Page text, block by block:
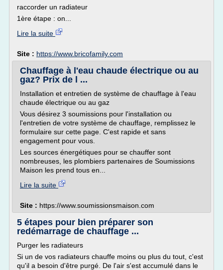
raccorder un radiateur
1ère étape : on...
Lire la suite
Site : https://www.bricofamily.com
Chauffage à l'eau chaude électrique ou au
gaz? Prix de l ...
Installation et entretien de système de chauffage à l'eau
chaude électrique ou au gaz
Vous désirez 3 soumissions pour l'installation ou
l'entretien de votre système de chauffage, remplissez le
formulaire sur cette page. C'est rapide et sans
engagement pour vous.
Les sources énergétiques pour se chauffer sont
nombreuses, les plombiers partenaires de Soumissions
Maison les prend tous en...
Lire la suite
Site : https://www.soumissionsmaison.com
5 étapes pour bien préparer son
redémarrage de chauffage ...
Purger les radiateurs
Si un de vos radiateurs chauffe moins ou plus du tout, c'est
qu'il a besoin d'être purgé. De l'air s'est accumulé dans le